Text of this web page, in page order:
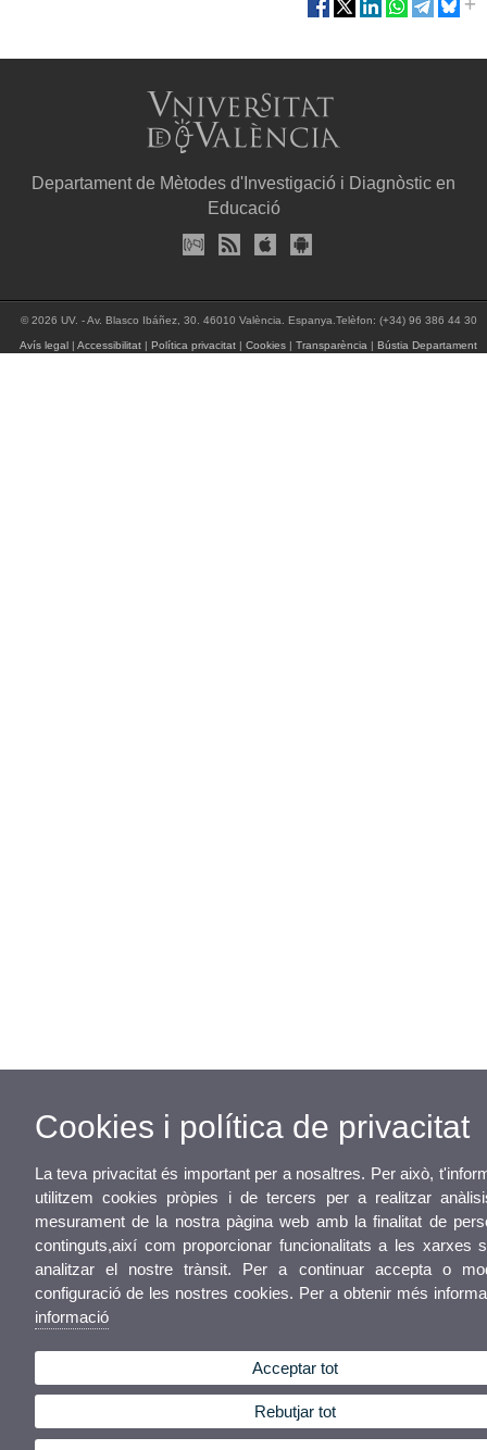
Departament de Mètodes d'Investigació i Diagnòstic en
Educació
© 2026 UV. - Av. Blasco Ibáñez, 30. 46010 València. Espanya.Telèfon: (+34) 96 386 44 30
Avís legal |Accessibilitat |Política privacitat |Cookies |Transparència |Bústia Departament
Cookies i política de privacitat
La teva privacitat és important per a nosaltres. Per això,
utilitzem cookies pròpies i de tercers per a realitzar
mesurament de la nostra pàgina web amb la finalitat de
continguts,així com proporcionar funcionalitats a les xarxes
analitzar el nostre trànsit. Per a continuar accepta o
configuració de les nostres cookies. Per a obtenir més
informació
Acceptar tot
Rebutjar tot